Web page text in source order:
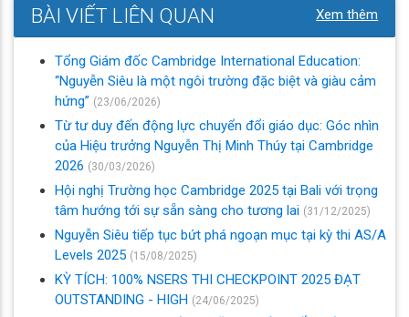
BÀI VIẾT LIÊN QUAN Xem thêm
Tổng Giám đốc Cambridge International Education:
“Nguyễn Siêu là một ngôi trường đặc biệt và giàu cảm
hứng” (23/06/2026)
Từ tư duy đến động lực chuyển đổi giáo dục: Góc nhìn
của Hiệu trưởng Nguyễn Thị Minh Thúy tại Cambridge
2026 (30/03/2026)
Hội nghị Trường học Cambridge 2025 tại Bali với trọng
tâm hướng tới sự sẵn sàng cho tương lai (31/12/2025)
Nguyễn Siêu tiếp tục bứt phá ngoạn mục tại kỳ thi AS/A
Levels 2025 (15/08/2025)
KỲ TÍCH: 100% NSERS THI CHECKPOINT 2025 ĐẠT
OUTSTANDING - HIGH (24/06/2025)